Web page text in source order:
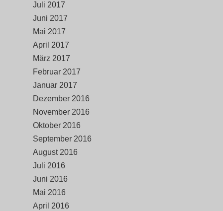
Juli 2017
Juni 2017
Mai 2017
April 2017
März 2017
Februar 2017
Januar 2017
Dezember 2016
November 2016
Oktober 2016
September 2016
August 2016
Juli 2016
Juni 2016
Mai 2016
April 2016